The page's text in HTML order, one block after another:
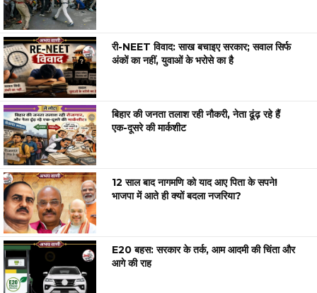
री-NEET विवाद: साख बचाइए सरकार; सवाल सिर्फ
अंकों का नहीं, युवाओं के भरोसे का है
बिहार की जनता तलाश रही नौकरी, नेता ढूंढ़ रहे हैं
एक-दूसरे की मार्कशीट
12 साल बाद नागमणि को याद आए पिता के सपने!
भाजपा में आते ही क्यों बदला नजरिया?
E20 बहस: सरकार के तर्क, आम आदमी की चिंता और
आगे की राह